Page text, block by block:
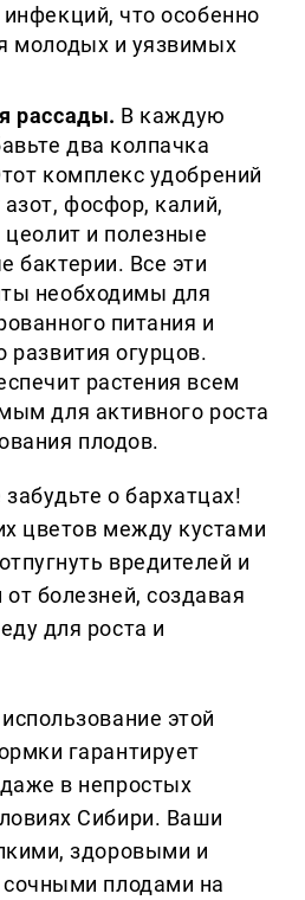
что особенно
молодых и уязвимых
рассады. В каждую
два колпачка
комплекс удобрений
фосфор, калий,
цеолит и полезные
бактерии. Все эти
необходимы для
питания и
развития огурцов.
растения всем
для активного роста
плодов.
забудьте о бархатцах!
цветов между кустами
вредителей и
болезней, создавая
для роста и
этой
гарантирует
в непростых
Сибири. Ваши
здоровыми и
плодами на